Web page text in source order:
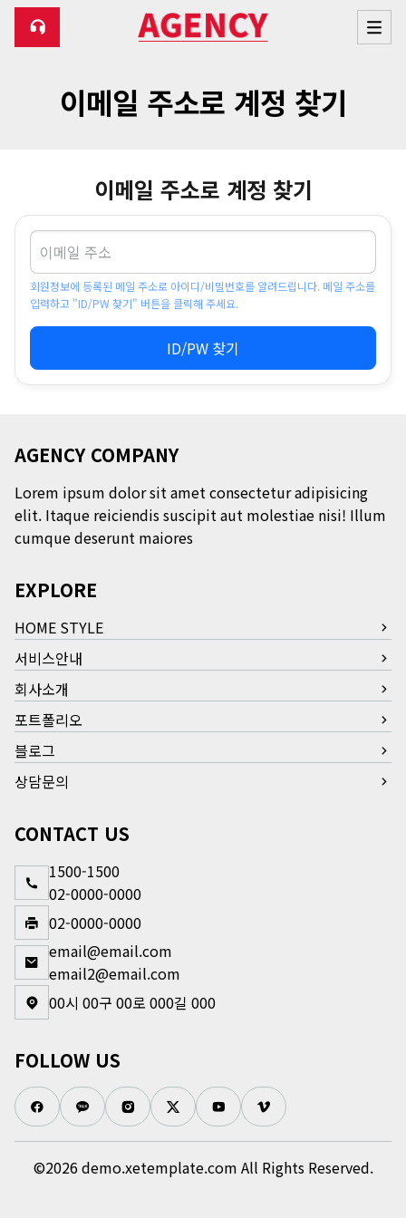
이메일 주소로 계정 찾기
이메일 주소로 계정 찾기
회원정보에 등록된 메일 주소로 아이디/비밀번호를 알려드립니다. 메일 주소를
입력하고 "ID/PW 찾기" 버튼을 클릭해 주세요.
AGENCY COMPANY
Lorem ipsum dolor sit amet consectetur adipisicing
elit. Itaque reiciendis suscipit aut molestiae nisi! Illum
cumque deserunt maiores
EXPLORE
HOME STYLE
서비스안내
회사소개
포트폴리오
블로그
상담문의
CONTACT US
1500-1500
02-0000-0000
02-0000-0000
email@email.com
email2@email.com
00시 00구 00로 000길 000
FOLLOW US
©2026 demo.xetemplate.com All Rights Reserved.